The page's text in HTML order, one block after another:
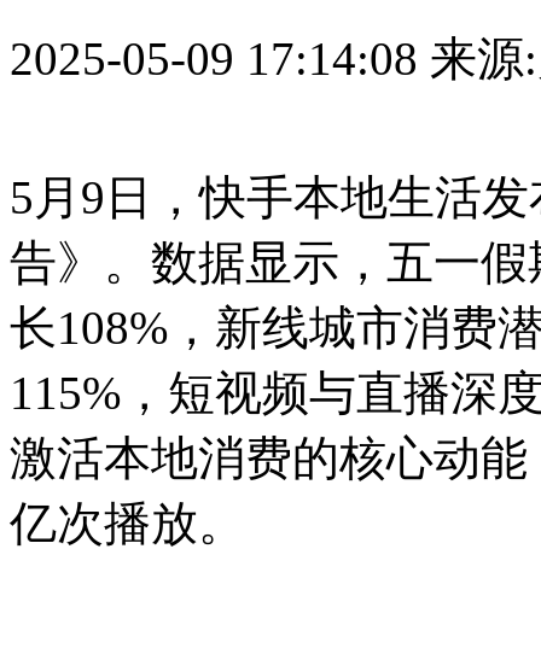
2025-05-09 17:14:08 来源
5月9日，快手本地生活
告》。数据显示，五一
长108%，新线城市消费
115%，短视频与直播深
激活本地消费的核心动
亿次播放。